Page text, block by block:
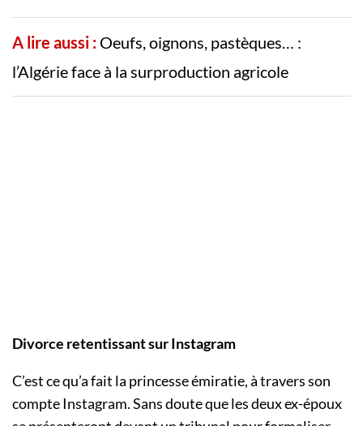
A lire aussi : Oeufs, oignons, pastèques… :
l’Algérie face à la surproduction agricole
Divorce retentissant sur Instagram
C’est ce qu’a fait la princesse émiratie, à travers son
compte Instagram. Sans doute que les deux ex-époux